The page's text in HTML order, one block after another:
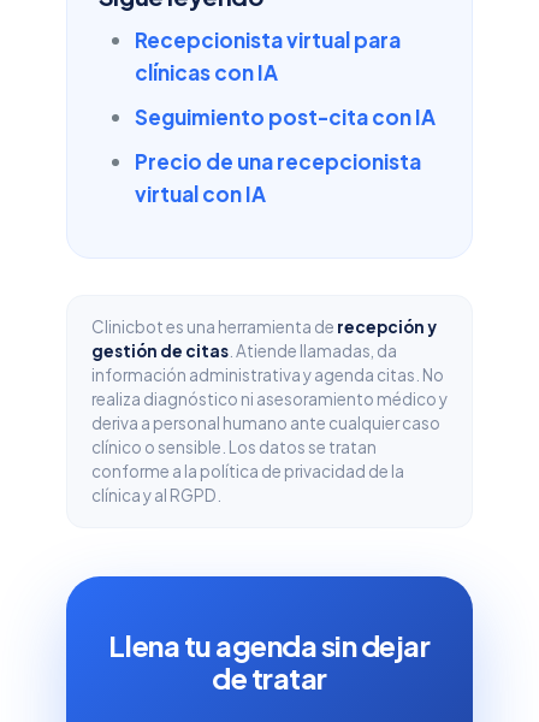
Recepcionista virtual para
clínicas con IA
Seguimiento post-cita con IA
Precio de una recepcionista
virtual con IA
Clinicbot es una herramienta de recepción y
gestión de citas. Atiende llamadas, da
información administrativa y agenda citas. No
realiza diagnóstico ni asesoramiento médico y
deriva a personal humano ante cualquier caso
clínico o sensible. Los datos se tratan
conforme a la política de privacidad de la
clínica y al RGPD.
Llena tu agenda sin dejar
de tratar